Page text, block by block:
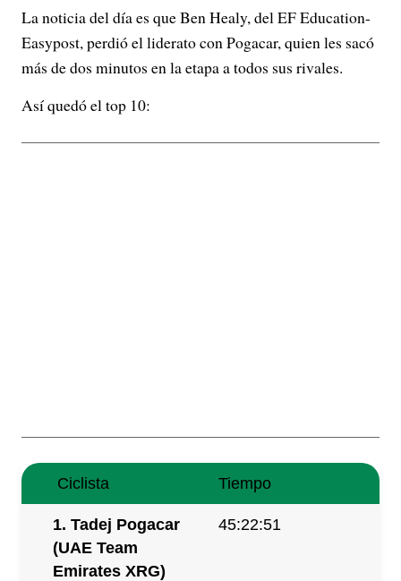
La noticia del día es que Ben Healy, del EF Education-
Easypost, perdió el liderato con Pogacar, quien les sacó
más de dos minutos en la etapa a todos sus rivales.
Así quedó el top 10:
Ciclista Tiempo
1. Tadej Pogacar
(UAE Team
Emirates XRG)
45:22:51